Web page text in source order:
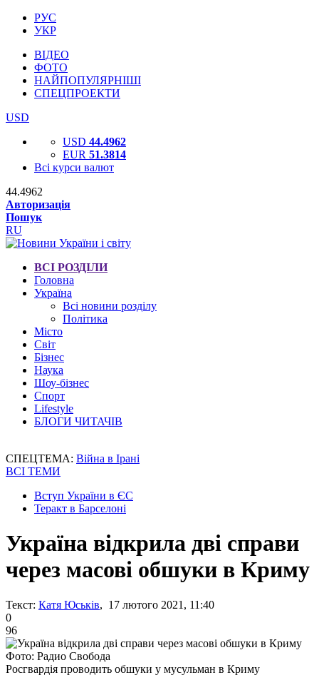
РУС
УКР
ВІДЕО
ФОТО
НАЙПОПУЛЯРНІШІ
СПЕЦПРОЕКТИ
USD
USD 44.4962
EUR 51.3814
Всі курси валют
44.4962
Авторизація
Пошук
RU
ВСІ РОЗДІЛИ
Головна
Україна
Всі новини розділу
Політика
Місто
Світ
Бізнес
Наука
Шоу-бізнес
Спорт
Lifestyle
БЛОГИ ЧИТАЧІВ
СПЕЦТЕМА: Війна в Ірані
ВСІ ТЕМИ
Вступ України в ЄС
Теракт в Барселоні
Україна відкрила дві справи
через масові обшуки в Криму
Текст: Катя Юськів, 17 лютого 2021, 11:40
0
96
Фото: Радио Свобода
Росгвардія проводить обшуки у мусульман в Криму